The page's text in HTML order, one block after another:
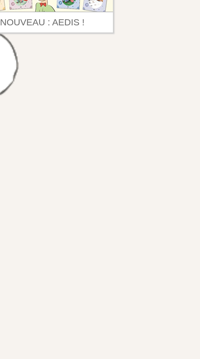
NOUVEAU : AEDIS !